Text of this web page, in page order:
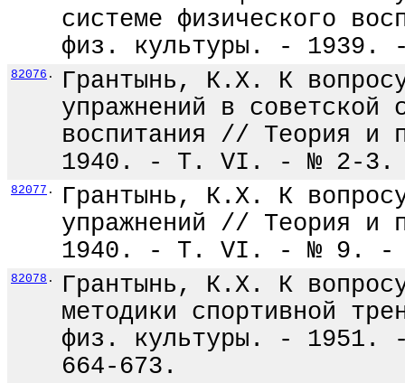
системе физического
физ. культуры. -
82076 .
Грантынь, К.Х. К
упражнений в советской
воспитания // Теория и
1940. - Т. VI. - № 2-3.
82077 .
Грантынь, К.Х. К
упражнений // Теория и
1940. - Т. VI. - № 9. -
82078 .
Грантынь, К.Х. К
методики спортивной
физ. культуры. -
664-673.